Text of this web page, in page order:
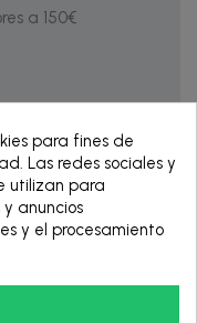
a 150€
para fines de
Las redes sociales y
utilizan para
anuncios
y el procesamiento